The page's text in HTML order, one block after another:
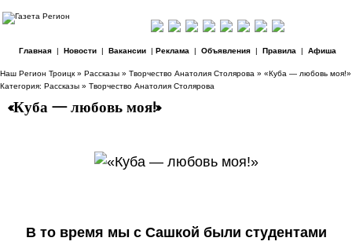
Главная| Новости| Вакансии| Реклама | Объявления| Правила | Афиша
Наш Регион Троицк » Рассказы » Творчество Анатолия Столярова » «Куба — любовь моя!»
Категория: Рассказы » Творчество Анатолия Столярова
«Куба — любовь моя!»
В то время мы с Сашкой были студентами